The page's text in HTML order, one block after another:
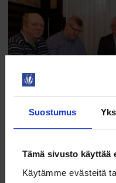
Suostumus
Tämä sivusto käyttää
Käytämme evästeitä
Mistä Loimu sai
vanhat liittorajat ylittävä
tavoitteita, kun nyt 5 vuotta
suunniteltiin.